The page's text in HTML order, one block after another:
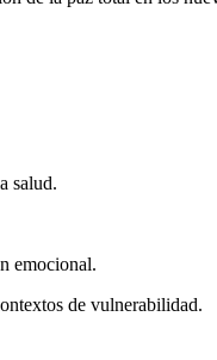
salud.
emocional.
de vulnerabilidad.